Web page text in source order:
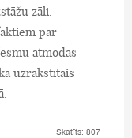
zāli.
par
atmodas
uzrakstītais
Skatīts: 807